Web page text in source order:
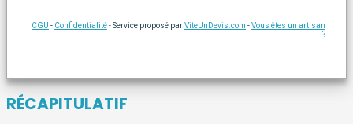
CGU - Confidentialité- Service proposé parViteUnDevis.com -Vous êtes un artisan
?
RÉCAPITULATIF